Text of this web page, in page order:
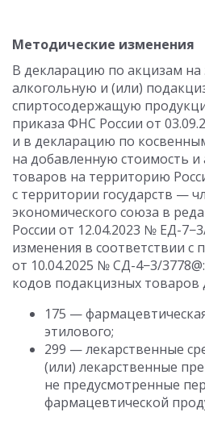
Методические изменения
В декларацию по акцизам на
алкогольную и (или)
спиртосодержащую
приказа ФНС России от
и в декларацию по
на добавленную стоимость
товаров на территорию
с территории государств —
экономического союза в
России от 12.04.2023 № ЕД-
изменения в соответствии с
от 10.04.2025 № СД-4−3/
кодов подакцизных
175 —
этилового;
299 — лекарственные
(или) лекарственные
не предусмотренные
фармацевтической